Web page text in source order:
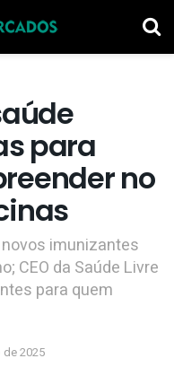
para
no
imunizantes
CEO da Saúde Livre
para quem
2025